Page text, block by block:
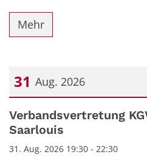
Mehr
31 Aug. 2026
Datum: 31. August 2026
Verbandsvertretung
Saarlouis
31. Aug. 2026 19:30 - 22:30